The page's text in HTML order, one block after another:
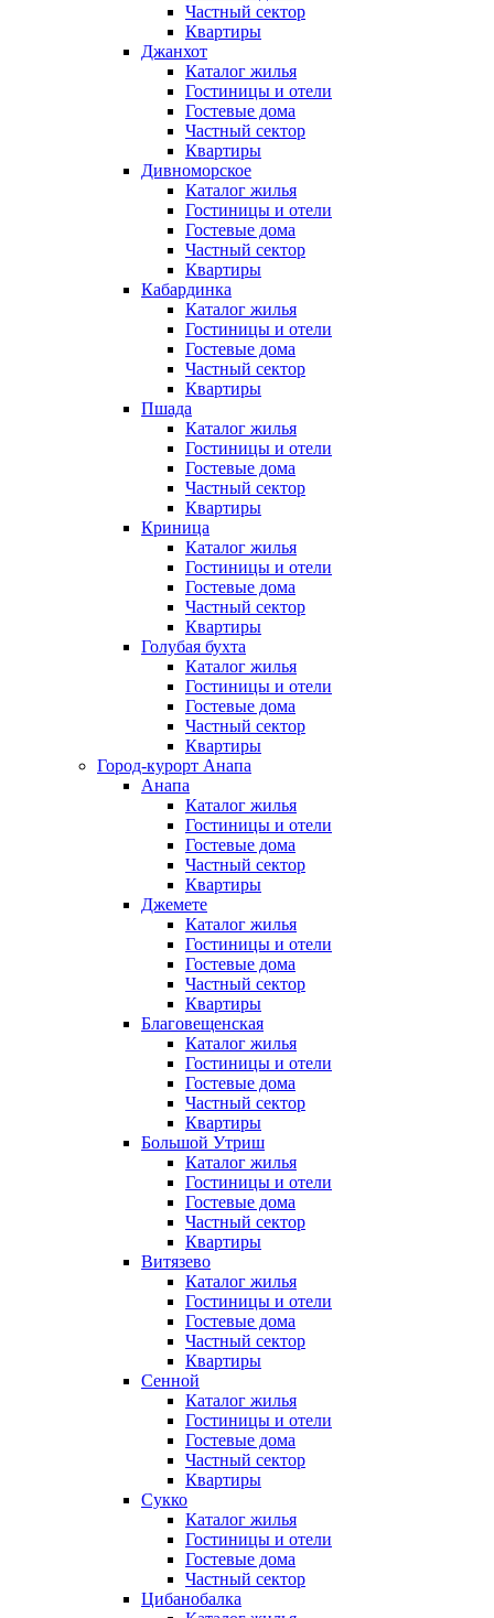
Частный сектор
Квартиры
Джанхот
Каталог жилья
Гостиницы и отели
Гостевые дома
Частный сектор
Квартиры
Дивноморское
Каталог жилья
Гостиницы и отели
Гостевые дома
Частный сектор
Квартиры
Кабардинка
Каталог жилья
Гостиницы и отели
Гостевые дома
Частный сектор
Квартиры
Пшада
Каталог жилья
Гостиницы и отели
Гостевые дома
Частный сектор
Квартиры
Криница
Каталог жилья
Гостиницы и отели
Гостевые дома
Частный сектор
Квартиры
Голубая бухта
Каталог жилья
Гостиницы и отели
Гостевые дома
Частный сектор
Квартиры
Город-курорт Анапа
Анапа
Каталог жилья
Гостиницы и отели
Гостевые дома
Частный сектор
Квартиры
Джемете
Каталог жилья
Гостиницы и отели
Гостевые дома
Частный сектор
Квартиры
Благовещенская
Каталог жилья
Гостиницы и отели
Гостевые дома
Частный сектор
Квартиры
Большой Утриш
Каталог жилья
Гостиницы и отели
Гостевые дома
Частный сектор
Квартиры
Витязево
Каталог жилья
Гостиницы и отели
Гостевые дома
Частный сектор
Квартиры
Сенной
Каталог жилья
Гостиницы и отели
Гостевые дома
Частный сектор
Квартиры
Сукко
Каталог жилья
Гостиницы и отели
Гостевые дома
Частный сектор
Цибанобалка